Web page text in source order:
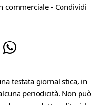
commerciale - Condividi
testata giornalistica, in
periodicità. Non può